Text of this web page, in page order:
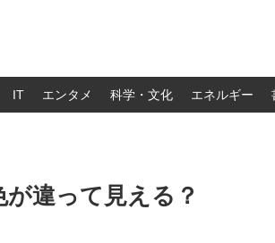
IT エンタメ 科学・文化 エネルギー
違って見える？